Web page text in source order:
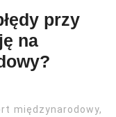
przy
na
międzynarodowy,